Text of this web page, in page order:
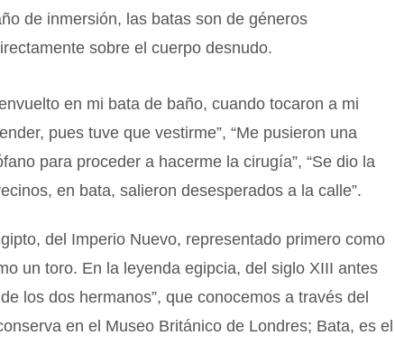
de inmersión, las batas son de géneros
sobre el cuerpo desnudo.
en mi bata de baño, cuando tocaron a mi
pues tuve que vestirme”, “Me pusieron una
para proceder a hacerme la cirugía”, “Se dio la
en bata, salieron desesperados a la calle”.
del Imperio Nuevo, representado primero como
un toro. En la leyenda egipcia, del siglo XIII antes
los dos hermanos”, que conocemos a través del
en el Museo Británico de Londres; Bata, es el